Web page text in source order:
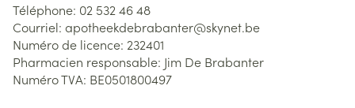
Téléphone: 02 532 46 48
Courriel: apotheekdebrabanter@skynet.be
Numéro de licence: 232401
Pharmacien responsable: Jim De Brabanter
Numéro TVA: BE0501800497